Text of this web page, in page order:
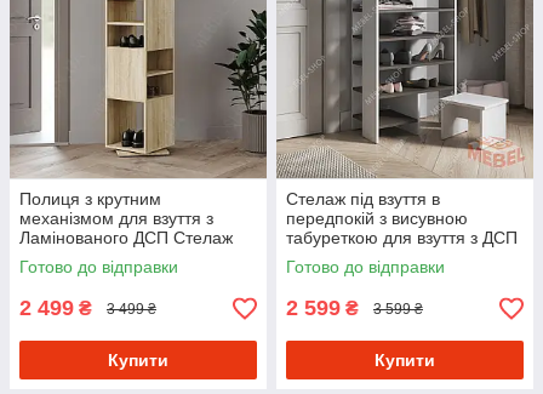
Полиця з крутним
механізмом для взуття з
Ламінованого ДСП Стелаж
обертовий в передпокій
Готово до відправки
2 499 ₴ 3 499 ₴
Купити
Стелаж під взуття в
передпокій з висувною
табуреткою для взуття з ДСП
Взуттєва полиця з 6
осередками 60 см шириною
Готово до відправки
2 599 ₴ 3 599 ₴
Купити